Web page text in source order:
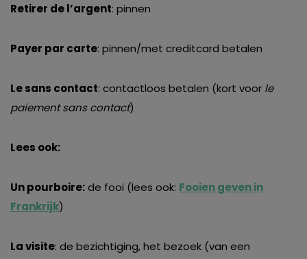
Retirer de l’argent: pinnen
Payer par carte: pinnen/met creditcard betalen
Le sans contact: contactloos betalen (kort voor le
paiement sans contact)
Lees ook:
Un pourboire:de fooi (lees ook: Fooien geven in
Frankrijk)
La visite: de bezichtiging, het bezoek (van een